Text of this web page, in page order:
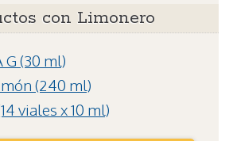
con Limonero
G (30 ml)
(240 ml)
viales x 10 ml)